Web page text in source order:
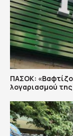
ΠΑΣΟΚ:
λογαριασμού